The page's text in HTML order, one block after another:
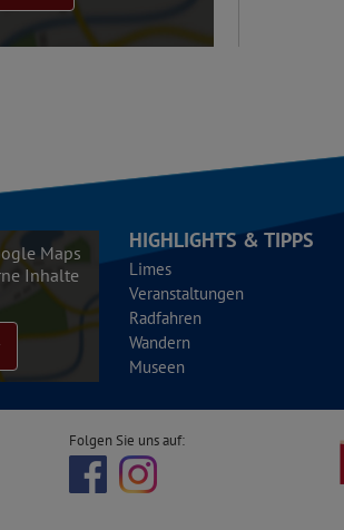
Maps
Inhalte
HIGHLIGHTS & TIPPS
Limes
Veranstaltungen
Radfahren
Wandern
Museen
Folgen Sie uns auf: